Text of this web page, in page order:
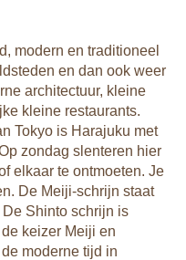
modern en traditioneel
en dan ook weer
architectuur, kleine
kleine restaurants.
Tokyo is Harajuku met
zondag slenteren hier
elkaar te ontmoeten. Je
De Meiji-schrijn staat
Shinto schrijn is
keizer Meiji en
moderne tijd in